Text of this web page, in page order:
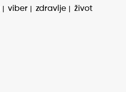
viber zdravlje život